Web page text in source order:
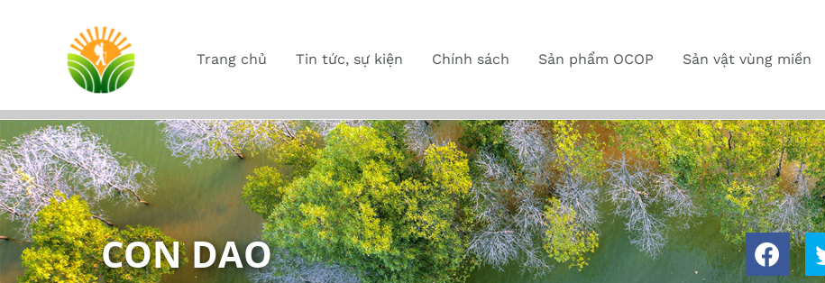
Trang chủ Tin tức, sự kiện Chính sách Sản phẩm OCOP Sản vật vùng miền
CON DAO